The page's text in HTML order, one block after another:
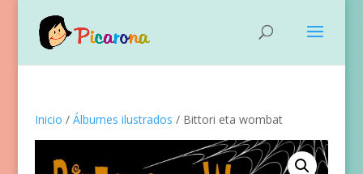
Inicio / Álbumes ilustrados / Bittori eta wombat